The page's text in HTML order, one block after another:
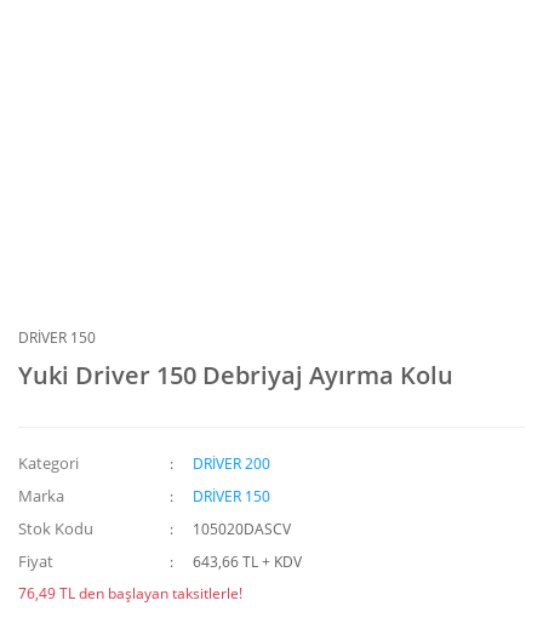
DRİVER 150
Yuki Driver 150 Debriyaj Ayırma Kolu
Kategori DRİVER 200
Marka DRİVER 150
Stok Kodu 105020DASCV
Fiyat
643,66 TL + KDV
76,49 TL den başlayan taksitlerle!